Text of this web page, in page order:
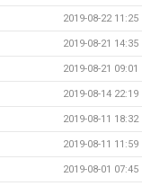
2019-08-22 11:25
2019-08-21 14:35
2019-08-21 09:01
2019-08-14 22:19
2019-08-11 18:32
2019-08-11 11:59
2019-08-01 07:45